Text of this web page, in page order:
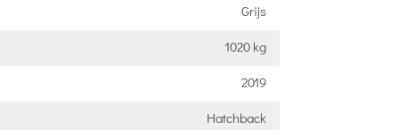
Grijs
1020 kg
2019
Hatchback